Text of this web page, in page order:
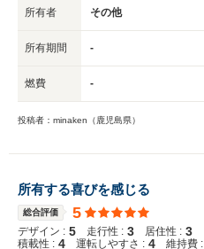
所有者 その他
所有期間 -
燃費 -
投稿者：minaken（鹿児島県）
所有する喜びを感じる
総合評価 5
デザイン : 5 走行性 : 3 居住性 : 3
積載性 : 4 運転しやすさ : 4 維持費 :